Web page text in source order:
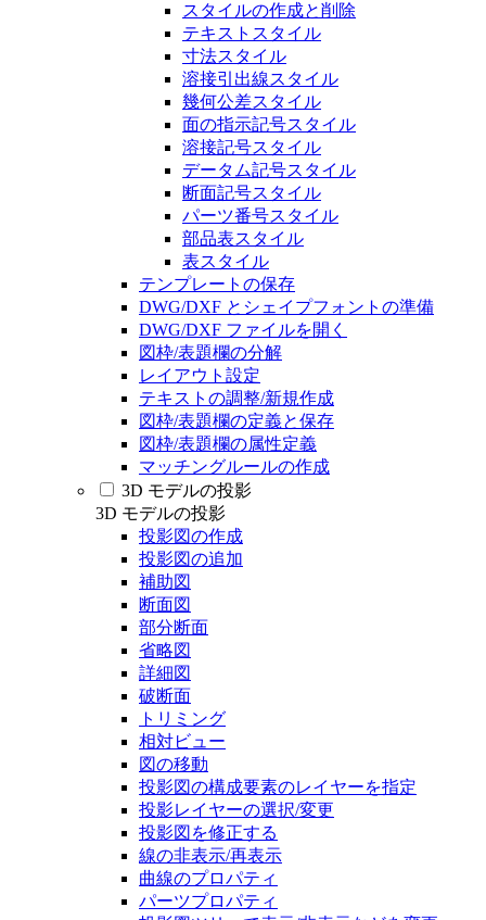
スタイルの作成と削除
テキストスタイル
寸法スタイル
溶接引出線スタイル
幾何公差スタイル
面の指示記号スタイル
溶接記号スタイル
データム記号スタイル
断面記号スタイル
パーツ番号スタイル
部品表スタイル
表スタイル
テンプレートの保存
DWG/DXF とシェイプフォントの準備
DWG/DXF ファイルを開く
図枠/表題欄の分解
レイアウト設定
テキストの調整/新規作成
図枠/表題欄の定義と保存
図枠/表題欄の属性定義
マッチングルールの作成
3D モデルの投影
3D モデルの投影
投影図の作成
投影図の追加
補助図
断面図
部分断面
省略図
詳細図
破断面
トリミング
相対ビュー
図の移動
投影図の構成要素のレイヤーを指定
投影レイヤーの選択/変更
投影図を修正する
線の非表示/再表示
曲線のプロパティ
パーツプロパティ